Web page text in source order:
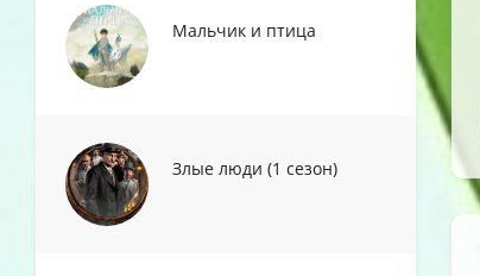
Мальчик и птица
Злые люди (1 сезон)